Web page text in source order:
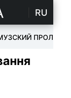
RU
ПРОЛИВ